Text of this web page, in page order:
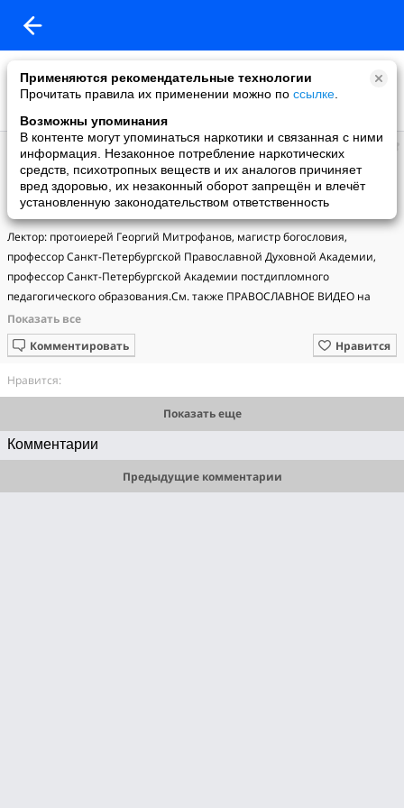
Применяются рекомендательные технологии
Прочитать правила их применении можно по ссылке
Возможны упоминания
В контенте могут упоминаться наркотики и связанная с ними
информация. Незаконное потребление наркотических
средств, психотропных веществ и их аналогов причиняет
вред здоровью, их незаконный оборот запрещён и влечёт
установленную законодательством ответственность
В гостях у прихожанки
добавил видео
07.08.2017
Кинолекторий. Образ ГУЛАГа в отечественном кинематографе:
«Последний бой майора Пугачева»
Лектор: протоиерей Георгий Митрофанов, магистр богословия,
профессор Санкт-Петербургской Православной Духовной Академии,
профессор Санкт-Петербургской Академии постдипломного
педагогического образования.См. также ПРАВОСЛАВНОЕ ВИДЕО на
портале "Азбука веры":http://azbyka.ru/video/
Нравится
Комментировать
Нравится:
Показать еще
Комментарии
Предыдущие комментарии